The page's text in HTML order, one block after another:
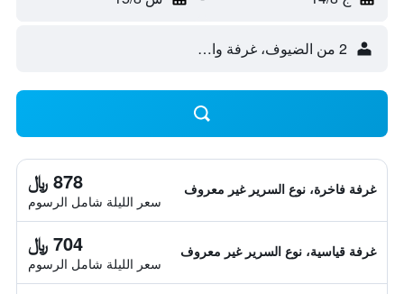
2 من الضيوف، غرفة واحدة
غرفة فاخرة، نوع السرير غير معروف 878 ﷼
سعر الليلة شامل الرسوم
غرفة قياسية، نوع السرير غير معروف 704 ﷼
سعر الليلة شامل الرسوم